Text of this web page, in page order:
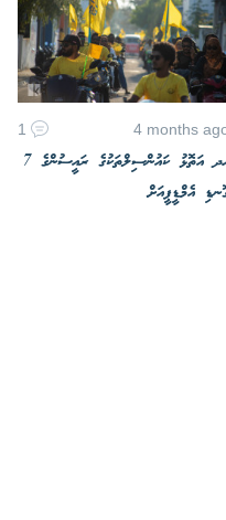
4 months
1
ހދ އަތޮޅު ކައުންސިލްތަކުގެ ރައީސުންގެ 7
އެމްޑީޕީއަށް